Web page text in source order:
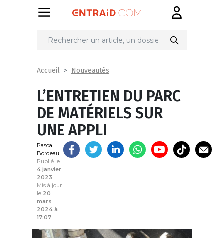
Partager
Accueil Nouveautés
L’ENTRETIEN DU PARC
DE MATÉRIELS SUR
UNE APPLI
Pascal
Bordeau
Publié le
4 janvier
2023
Mis à jour
le 20
mars
2024 à
17:07